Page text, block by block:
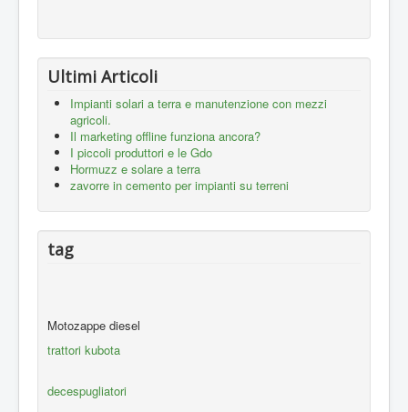
Ultimi Articoli
Impianti solari a terra e manutenzione con mezzi
agricoli.
Il marketing offline funziona ancora?
I piccoli produttori e le Gdo
Hormuzz e solare a terra
zavorre in cemento per impianti su terreni
tag
Motozappe diesel
trattori kubota
decespugliatori